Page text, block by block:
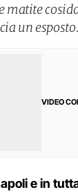
un esposto.
VIDEO
e in